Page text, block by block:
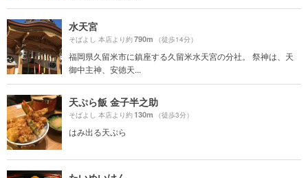
水天宮
そばよし 本店より約790m （徒歩14分）
福岡県久留米市に鎮座する久留米水天宮の分社。 祭神は、天
御中主神、安徳天...
天ぷら飯 金子半之助
そばよし 本店より約130m （徒歩3分）
はみ出る天ぷら